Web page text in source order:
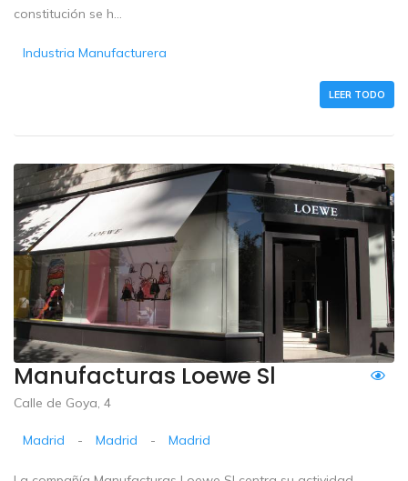
constitución se h...
Industria Manufacturera
LEER TODO
Manufacturas Loewe Sl
Calle de Goya, 4
Madrid - Madrid - Madrid